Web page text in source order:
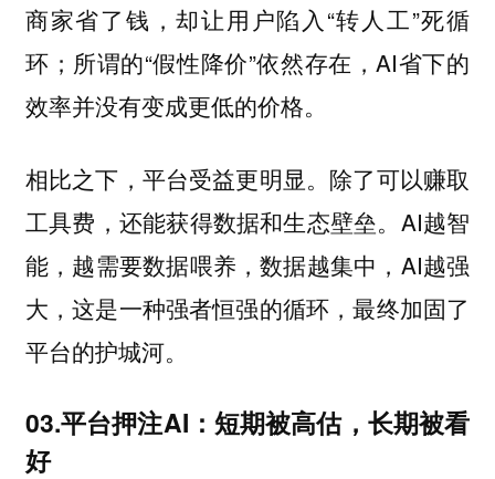
商家省了钱，却让用户陷入“转人工”死循
环；所谓的“假性降价”依然存在，AI省下的
效率并没有变成更低的价格。
相比之下，平台受益更明显。除了可以赚取
工具费，还能获得数据和生态壁垒。AI越智
能，越需要数据喂养，数据越集中，AI越强
大，这是一种强者恒强的循环，最终加固了
平台的护城河。
03.平台押注AI：短期被高估，长期被看
好